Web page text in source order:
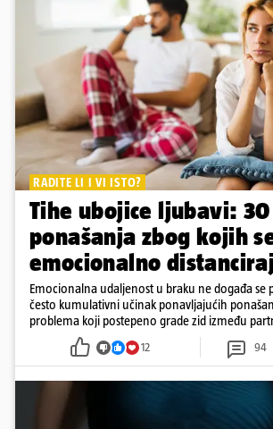
RADITE LI I VI ISTO?
Tihe ubojice ljubavi:
ponašanja zbog kojih
emocionalno
Emocionalna udaljenost u braku ne događa se
često kumulativni učinak ponavljajućih
problema koji postepeno grade zid između
12 94